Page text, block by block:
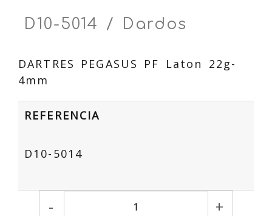
D10-5014 / Dardos
DARTRES PEGASUS PF Laton 22g-
4mm
REFERENCIA
D10-5014
- +